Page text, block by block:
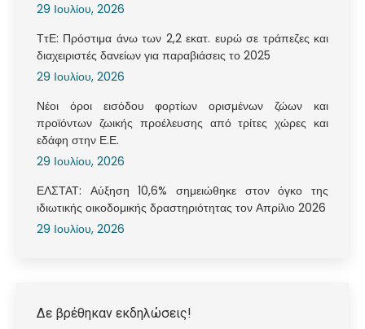
29 Ιουλίου, 2026
ΤτΕ: Πρόστιμα άνω των 2,2 εκατ. ευρώ σε τράπεζες και
διαχειριστές δανείων για παραβιάσεις το 2025
29 Ιουλίου, 2026
Νέοι όροι εισόδου φορτίων ορισμένων ζώων και
προϊόντων ζωικής προέλευσης από τρίτες χώρες και
εδάφη στην Ε.Ε.
29 Ιουλίου, 2026
ΕΛΣΤΑΤ: Αύξηση 10,6% σημειώθηκε στον όγκο της
ιδιωτικής οικοδομικής δραστηριότητας τον Απρίλιο 2026
29 Ιουλίου, 2026
Δε βρέθηκαν εκδηλώσεις!